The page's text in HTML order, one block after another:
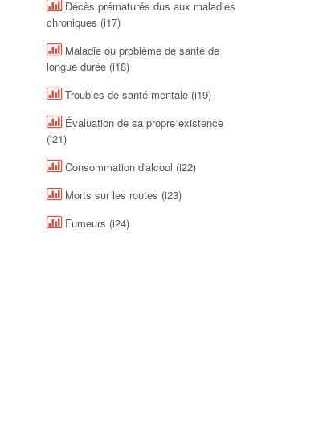
Décès prématurés dus aux maladies
chroniques (i17)
Maladie ou problème de santé de
longue durée (i18)
Troubles de santé mentale (i19)
Évaluation de sa propre existence
(i21)
Consommation d'alcool (i22)
Morts sur les routes (i23)
Fumeurs (i24)